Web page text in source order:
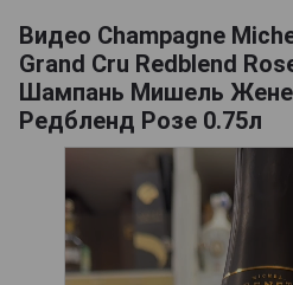
Видео Champagne
Grand Cru Redblend
Шампань Мишель
Редбленд Розе 0.75л